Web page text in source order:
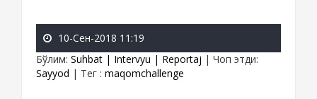
10-Сен-2018 11:19
Бўлим: Suhbat | Intervyu | Reportaj | Чоп этди:
Sayyod | Тег : maqomchallenge